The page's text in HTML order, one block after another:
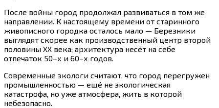
После войны город продолжал развиваться в том же
направлении. К настоящему времени от старинного
живописного городка осталось мало — Березники
выглядят скорее как производственный центр второй
половины XX века; архитектура несёт на себе
отпечаток 50–х и 60–х годов.
Современные экологи считают, что город перегружен
промышленностью — ещё не экологическая
катастрофа, но уже атмосфера, жить в которой
небезопасно.